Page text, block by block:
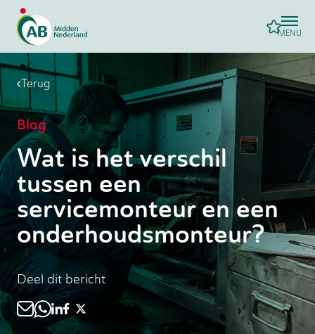
MENU
Terug
Blog
Wat is het verschil
tussen een
servicemonteur en een
onderhoudsmonteur?
Deel dit bericht